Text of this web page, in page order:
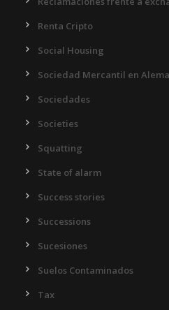
Renta Cripto
Social Housing
Sociedad Mercantil en
Sociedades
Societies
Squatting
State of alarm
Success stories
Successions
Sucesiones
Suelos Contaminados
Tax